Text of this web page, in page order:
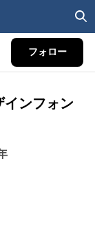
フォロー
インフォン